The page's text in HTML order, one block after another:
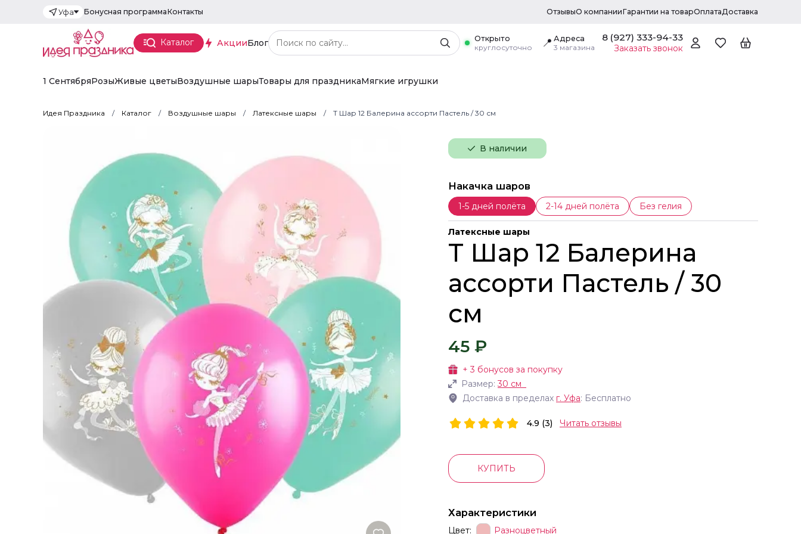
Уфа Бонусная программаКонтакты ОтзывыО компанииГарантии на товарОплатаДоставка
Каталог АкцииБлог
Открыто
круглосуточно
📍 Адреса
3 магазина
8 (927) 333-94-33
Заказать звонок
1 СентябряРозыЖивые цветыВоздушные шарыТовары для праздникаМягкие игрушки
Идея Праздника Каталог Воздушные шары Латексные шары Т Шар 12 Балерина ассорти Пастель / 30 см
В наличии
Накачка шаров
1-5 дней полёта 2-14 дней полёта Без гелия
Латексные шары
Т Шар 12 Балерина
ассорти Пастель / 30
см
45 ₽
+3 бонусов за покупку
Размер:30 см
Доставка в пределах г. Уфа: Бесплатно
4.9 (3) Читать отзывы
КУПИТЬ
Характеристики
Цвет: Разноцветный